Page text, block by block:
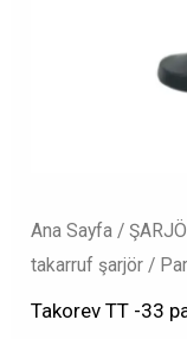
Ana Sayfa /
takarruf şarjör /
Takorev TT -33